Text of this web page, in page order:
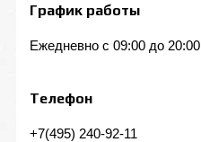
График работы
Ежедневно с 09:00 до 20:00
Телефон
+7(495) 240-92-11